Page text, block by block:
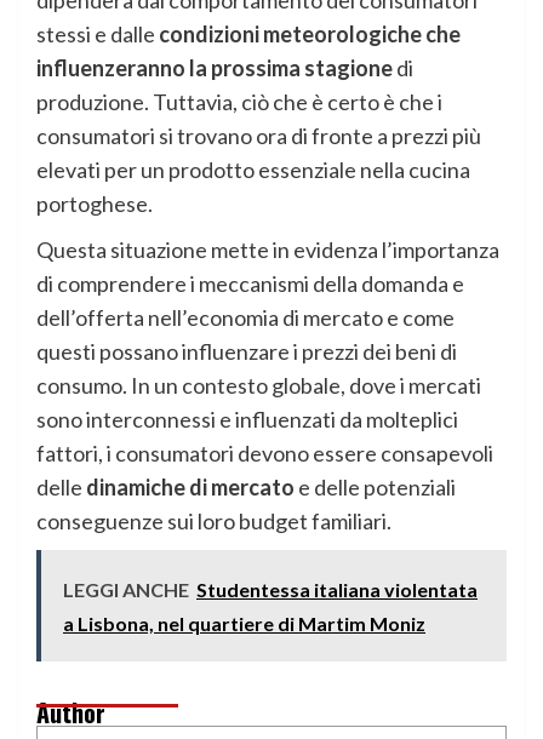
stessi e dalle condizioni meteorologiche che
influenzeranno la prossima stagionedi
produzione. Tuttavia, ciò che è certo è che i
consumatori si trovano ora di fronte a prezzi più
elevati per un prodotto essenziale nella cucina
portoghese.
Questa situazione mette in evidenza l’importanza
di comprendere i meccanismi della domanda e
dell’offerta nell’economia di mercato e come
questi possano influenzare i prezzi dei beni di
consumo. In un contesto globale, dove i mercati
sono interconnessi e influenzati da molteplici
fattori, i consumatori devono essere consapevoli
delle dinamiche di mercato e delle potenziali
conseguenze sui loro budget familiari.
LEGGI ANCHE Studentessa italiana violentata
a Lisbona, nel quartiere di Martim Moniz
Author